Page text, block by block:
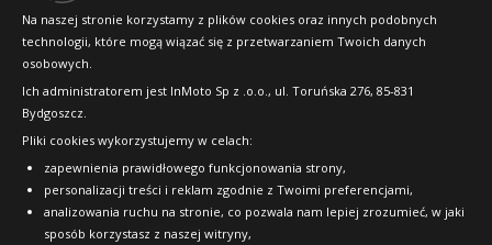
Na naszej stronie korzystamy z plików cookies oraz innych podobnych
technologii, które mogą wiązać się z przetwarzaniem Twoich danych
osobowych.
Ich administratorem jest InMoto Sp z .o.o., ul. Toruńska 276, 85-831
Bydgoszcz.
Pliki cookies wykorzystujemy w celach:
zapewnienia prawidłowego funkcjonowania strony,
personalizacji treści i reklam zgodnie z Twoimi preferencjami,
analizowania ruchu na stronie, co pozwala nam lepiej zrozumieć, w jaki
sposób korzystasz z naszej witryny,
Raty
FAQ
OFICJALNY PARTNER